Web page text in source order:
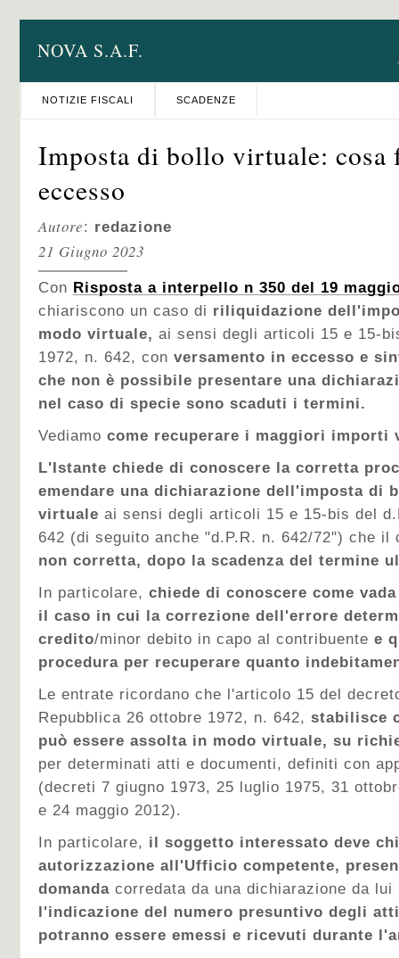
NOVA S.A.F.
NOTIZIE FISCALI SCADENZE
Imposta di bollo virtuale: cosa
eccesso
Autore: redazione
21 Giugno 2023
Con Risposta a interpello n 350 del 19
chiariscono un caso di riliquidazione
modo virtuale, ai sensi degli articoli 15 e 15-
1972, n. 642, con versamento in eccesso e
che non è possibile presentare una
nel caso di specie sono scaduti i termini.
Vediamo come recuperare i maggiori importi
L'Istante chiede di conoscere la corretta
emendare una dichiarazione dell'imposta di
virtuale ai sensi degli articoli 15 e 15-bis del
642 (di seguito anche "d.P.R. n. 642/72") che
non corretta, dopo la scadenza del termine
In particolare, chiede di conoscere come
il caso in cui la correzione dell'errore
credito/minor debito in capo al contribuente e
procedura per recuperare quanto
Le entrate ricordano che l'articolo 15 del
Repubblica 26 ottobre 1972, n. 642, stabilisce
può essere assolta in modo virtuale, su
per determinati atti e documenti, definiti con
(decreti 7 giugno 1973, 25 luglio 1975, 31
e 24 maggio 2012).
In particolare, il soggetto interessato deve
autorizzazione all'Ufficio competente,
domanda corredata da una dichiarazione da
l'indicazione del numero presuntivo degli
potranno essere emessi e ricevuti durante